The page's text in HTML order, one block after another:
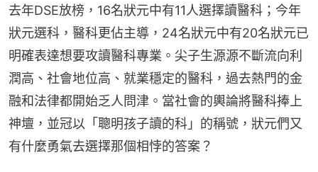
去年DSE放榜，16名狀元中有11人選擇讀醫科；今年
狀元選科，醫科更佔主導，24名狀元中有20名狀元已
明確表達想要攻讀醫科專業。尖子生源源不斷流向利
潤高、社會地位高、就業穩定的醫科，過去熱門的金
融和法律都開始乏人問津。當社會的輿論將醫科捧上
神壇，並冠以「聰明孩子讀的科」的稱號，狀元們又
有什麼勇氣去選擇那個相悖的答案？